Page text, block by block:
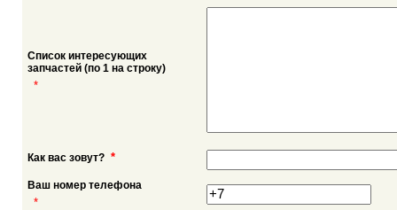
Список интересующих
запчастей (по 1 на строку)
*
Как вас зовут? *
Ваш номер телефона
*